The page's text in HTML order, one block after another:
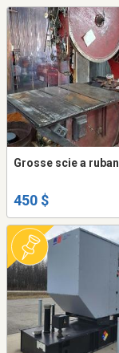
Grosse scie a ruban
450 $